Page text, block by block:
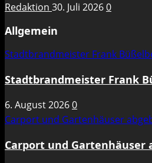
Redaktion 30. Juli 20260
Allgemein
Stadtbrandmeister Frank
Stadtbrandmeister Frank
6. August 20260
Carport und Gartenhäuser
Carport und Gartenhäuser